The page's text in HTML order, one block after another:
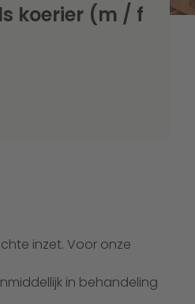
koerier (m / f
inzet. Voor onze
in behandeling